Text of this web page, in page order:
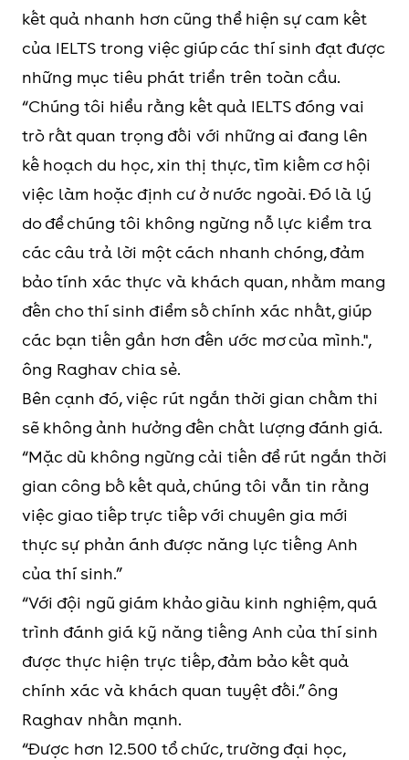
kết quả nhanh hơn cũng thể hiện sự cam kết
của IELTS trong việc giúp các thí sinh đạt được
những mục tiêu phát triển trên toàn cầu.
“Chúng tôi hiểu rằng kết quả IELTS đóng vai
trò rất quan trọng đối với những ai đang lên
kế hoạch du học, xin thị thực, tìm kiếm cơ hội
việc làm hoặc định cư ở nước ngoài. Đó là lý
do để chúng tôi không ngừng nỗ lực kiểm tra
các câu trả lời một cách nhanh chóng, đảm
bảo tính xác thực và khách quan, nhằm mang
đến cho thí sinh điểm số chính xác nhất, giúp
các bạn tiến gần hơn đến ước mơ của mình.",
ông Raghav chia sẻ.
Bên cạnh đó, việc rút ngắn thời gian chấm thi
sẽ không ảnh hưởng đến chất lượng đánh giá.
“Mặc dù không ngừng cải tiến để rút ngắn thời
gian công bố kết quả, chúng tôi vẫn tin rằng
việc giao tiếp trực tiếp với chuyên gia mới
thực sự phản ánh được năng lực tiếng Anh
của thí sinh.”
“Với đội ngũ giám khảo giàu kinh nghiệm, quá
trình đánh giá kỹ năng tiếng Anh của thí sinh
được thực hiện trực tiếp, đảm bảo kết quả
chính xác và khách quan tuyệt đối.” ông
Raghav nhấn mạnh.
“Được hơn 12.500 tổ chức, trường đại học,